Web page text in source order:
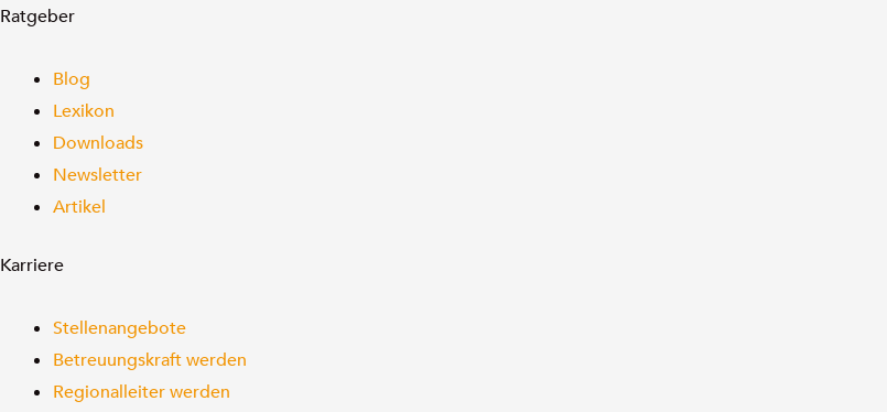
Ratgeber
Blog
Lexikon
Downloads
Newsletter
Artikel
Karriere
Stellenangebote
Betreuungskraft werden
Regionalleiter werden